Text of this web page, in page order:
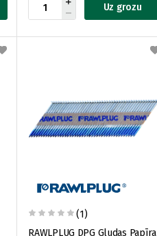
Uz grozu
(1)
RAWLPLUG DPG Gludas Papīra